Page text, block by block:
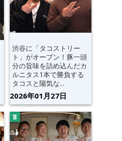
渋谷に「タコストリー
ト」がオープン！豚一頭
分の旨味を詰め込んだカ
ルニタス1本で勝負する
タコスと陽気な...
2026年01月27日